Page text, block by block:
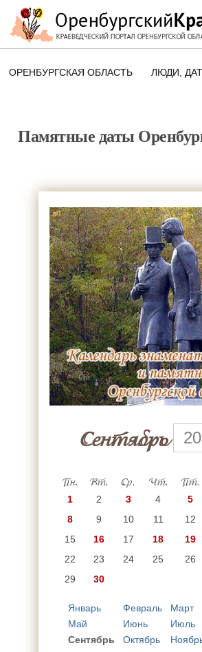
ОРЕНБУРГСКАЯ ОБЛАСТЬ ЛЮДИ,
Памятные даты
Сентябрь
Пн. Вт. Ср. Чт. Пт.
1 2 3 4 5
8
9 10 11 12
15
16 17 18 19
22
23 24 25 26
29
30
Январь Февраль Март
Май
Июнь Июль
Сентябрь
Октябрь